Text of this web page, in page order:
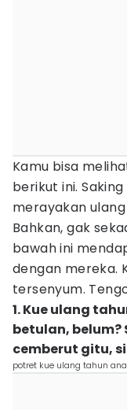
Kamu bisa
berikut ini.
merayakan
Bahkan, gak
bawah ini
dengan mereka.
tersenyum.
1. Kue ulang
betulan, belum?
cemberut gitu,
potret kue ulang tahun